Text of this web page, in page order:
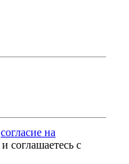
согласие на
и соглашаетесь с